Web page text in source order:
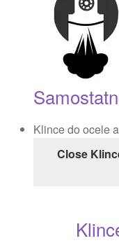
Klince do ocele
Close